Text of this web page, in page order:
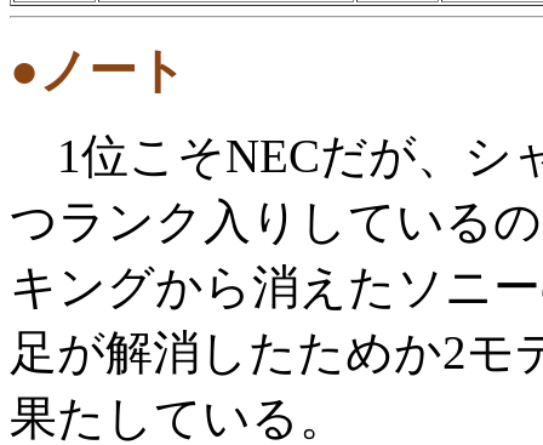
●ノート
1位こそNECだが、シ
つランク入りしている
キングから消えたソニ
足が解消したためか2モ
果たしている。